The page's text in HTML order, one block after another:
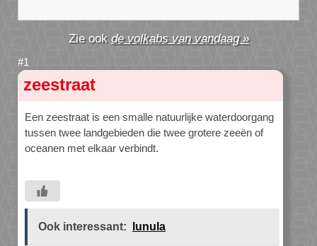
de volkabs van vandaag »
zeestraat
Een zeestraat is een smalle natuurlijke waterdoorgang
tussen twee landgebieden die twee grotere zeeën of
oceanen met elkaar verbindt.
Ook interessant: lunula